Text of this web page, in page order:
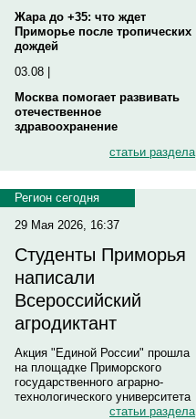
Жара до +35: что ждет
Приморье после тропических
дождей
03.08 |
Москва помогает развивать
отечественное
здравоохранение
статьи раздела
Регион сегодня
29 Мая 2026, 16:37
Студенты Приморья
написали
Всероссийский
агродиктант
Акция "Единой России" прошла
на площадке Приморского
государственного аграрно-
технологического университета
статьи раздела